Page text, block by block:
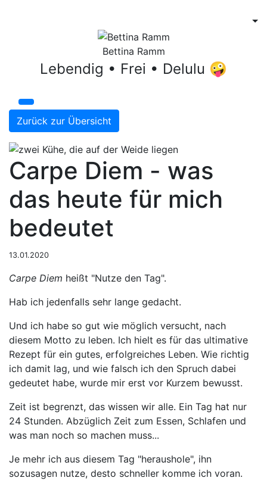
Bettina Ramm
Lebendig • Frei • Delulu 🤪
Zurück zur Übersicht
Carpe Diem - was
das heute für mich
bedeutet
13.01.2020
Carpe Diem heißt "Nutze den Tag".
Hab ich jedenfalls sehr lange gedacht.
Und ich habe so gut wie möglich versucht, nach
diesem Motto zu leben. Ich hielt es für das ultimative
Rezept für ein gutes, erfolgreiches Leben. Wie richtig
ich damit lag, und wie falsch ich den Spruch dabei
gedeutet habe, wurde mir erst vor Kurzem bewusst.
Zeit ist begrenzt, das wissen wir alle. Ein Tag hat nur
24 Stunden. Abzüglich Zeit zum Essen, Schlafen und
was man noch so machen muss...
Je mehr ich aus diesem Tag "heraushole", ihn
sozusagen nutze, desto schneller komme ich voran.